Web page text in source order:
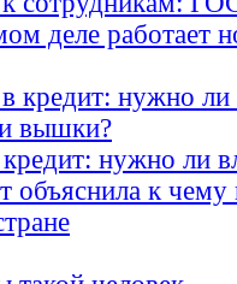
деле работает
нужно ли
объяснила к чему